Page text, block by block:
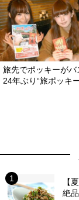
旅先でポッキーがバ
24年ぶり“旅ポッキ
【
絶